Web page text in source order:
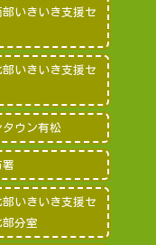
部いきいき支援セ
部いきいき支援セ
タウン有松
署
部いきいき支援セ
部分室